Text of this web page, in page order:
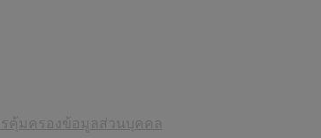
รคุ้มครองข้อมูลส่วนบุคคล